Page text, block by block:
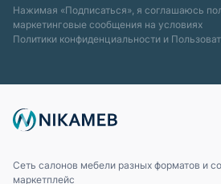
Нажимая «Подписаться», я соглашаюсь
маркетинговые сообщения на условиях
Политики конфиденциальности и
Сеть салонов мебели разных форматов и
маркетплейс